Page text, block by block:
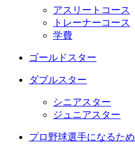
アスリートコース
トレーナーコース
学費
ゴールドスター
ダブルスター
シニアスター
ジュニアスター
プロ野球選手になるため